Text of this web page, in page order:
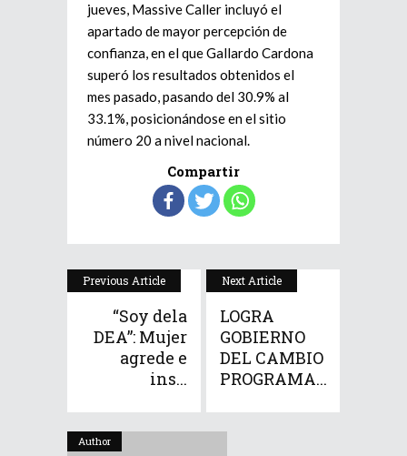
jueves, Massive Caller incluyó el
apartado de mayor percepción de
confianza, en el que Gallardo Cardona
superó los resultados obtenidos el
mes pasado, pasando del 30.9% al
33.1%, posicionándose en el sitio
número 20 a nivel nacional.
Compartir
Previous Article
“Soy dela
DEA”: Mujer
agrede e
ins...
Next Article
LOGRA
GOBIERNO
DEL CAMBIO
PROGRAMA...
Author